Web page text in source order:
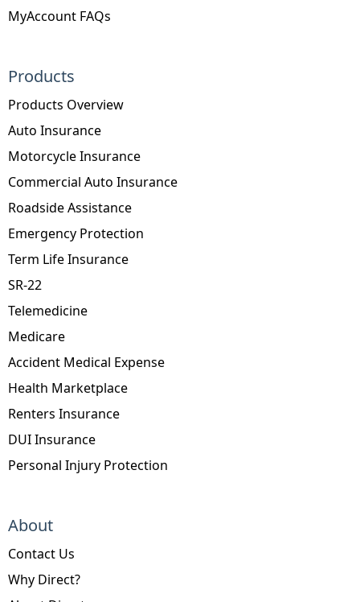
Products
Products Overview
Auto Insurance
Motorcycle Insurance
Commercial Auto Insurance
Roadside Assistance
Emergency Protection
Term Life Insurance
SR-22
Telemedicine
Medicare
Accident Medical Expense
Health Marketplace
Renters Insurance
DUI Insurance
Personal Injury Protection
About
Contact Us
Why Direct?
MyAccount FAQs